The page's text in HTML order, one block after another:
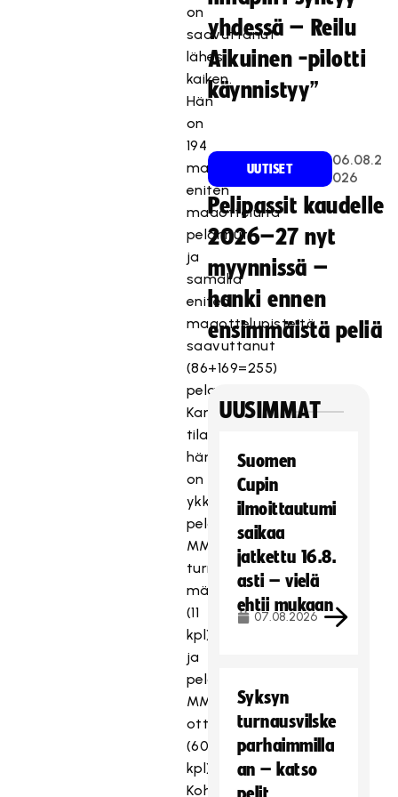
on
saavuttanut
lähes
kaiken.
Hän
on
194
maaottelullaan
eniten
maaotteluita
pelannut
ja
samalla
eniten
maaottelupisteitä
saavuttanut
(86+169=255)
pelaaja.
Kansainvälisissä
tilastoissa
hän
on
ykkönen
pelattujen
MM-
turnausten
määrässä
(11
kpl)
ja
pelatuissa
MM-
otteluissa
(60
kpl).
Kohonen
T
ä
yhdessä – Reilu
Aikuinen -pilotti
käynnistyy”
UUTISET
06.08.2
026
Pelipassit kaudelle
2026–27 nyt
myynnissä –
hanki ennen
ensimmäistä peliä
UUSIMMAT
Suomen
Cupin
ilmoittautumi
saikaa
jatkettu 16.8.
asti – vielä
ehtii mukaan
07.08.2026
Syksyn
turnausvilske
parhaimmilla
an – katso